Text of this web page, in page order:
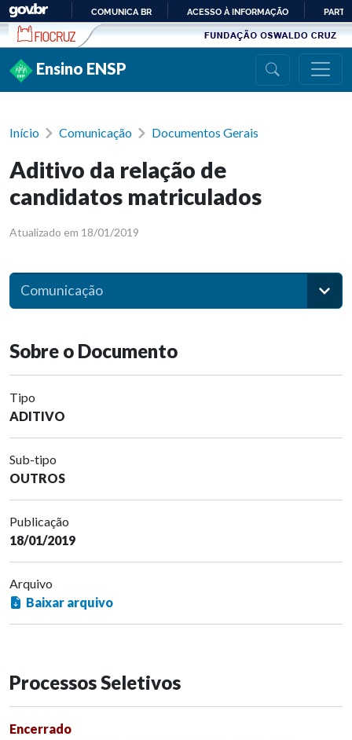
Ir para conteúdo
PARA
COMUNICA BR ACESSO À INFORMAÇÃO
Ensino ENSP
Início Comunicação Documentos Gerais
Aditivo da relação de
candidatos matriculados
Atualizado em 18/01/2019
Comunicação
Sobre o Documento
Tipo
ADITIVO
Sub-tipo
OUTROS
Publicação
18/01/2019
Arquivo
Baixar arquivo
Processos Seletivos
Encerrado